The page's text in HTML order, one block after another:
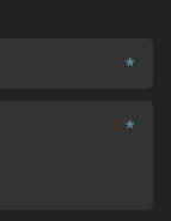
*
*